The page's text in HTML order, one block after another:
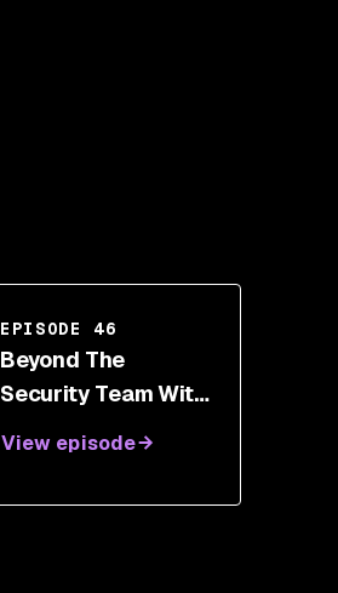
EPISODE 46
Beyond The
Security Team With
View episode